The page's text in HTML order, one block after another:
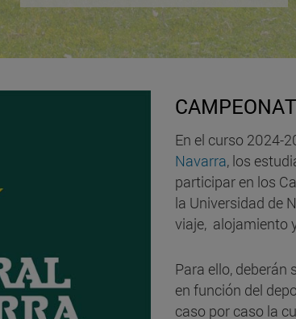
En el curso 2024-
Navarra, los
participar en los
la Universidad de
viaje, alojamiento
Para ello, deberán
en función del
caso por caso la